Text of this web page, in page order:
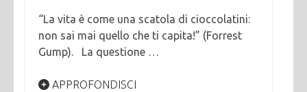
“La vita è come una scatola di cioccolatini:
non sai mai quello che ti capita!” (Forrest
Gump). La questione …
APPROFONDISCI